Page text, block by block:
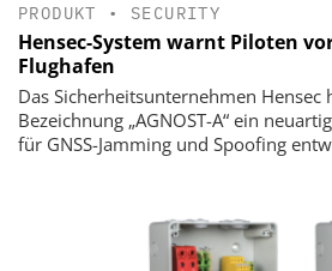
PRODUKT • SECURITY
Hensec-System warnt Piloten
Flughafen
Das Sicherheitsunternehmen Hensec
Bezeichnung „AGNOST-A“ ein
für GNSS-Jamming und Spoofing